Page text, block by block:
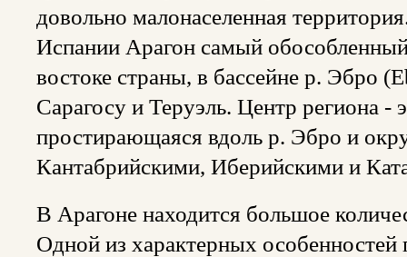
довольно малонаселенная
Испании Арагон самый
востоке страны, в бассейне р. Эбро
Сарагосу и Теруэль. Центр региона -
простирающаяся вдоль р. Эбро и
Кантабрийскими, Иберийскими и
В Арагоне находится большое
Одной из характерных